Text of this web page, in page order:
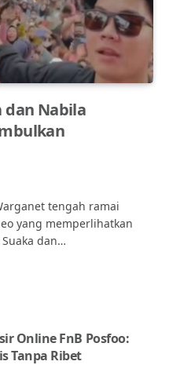
dan Nabila
tengah ramai
yang memperlihatkan
dan…
Online FnB Posfoo:
Tanpa Ribet